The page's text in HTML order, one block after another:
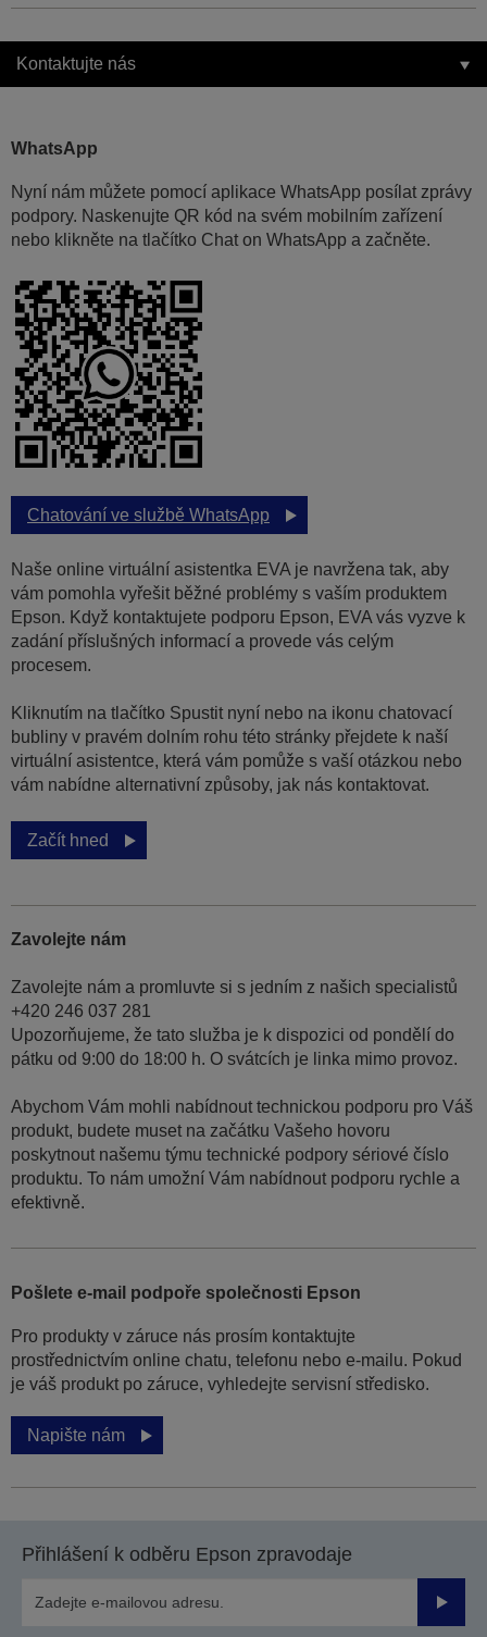
Kontaktujte nás
WhatsApp
Nyní nám můžete pomocí aplikace WhatsApp posílat zprávy
podpory. Naskenujte QR kód na svém mobilním zařízení
nebo klikněte na tlačítko Chat on WhatsApp a začněte.
Chatování ve službě WhatsApp
Naše online virtuální asistentka EVA je navržena tak, aby
vám pomohla vyřešit běžné problémy s vaším produktem
Epson. Když kontaktujete podporu Epson, EVA vás vyzve k
zadání příslušných informací a provede vás celým
procesem.
Kliknutím na tlačítko Spustit nyní nebo na ikonu chatovací
bubliny v pravém dolním rohu této stránky přejdete k naší
virtuální asistentce, která vám pomůže s vaší otázkou nebo
vám nabídne alternativní způsoby, jak nás kontaktovat.
Začít hned
Zavolejte nám
Zavolejte nám a promluvte si s jedním z našich specialistů
+420 246 037 281
Upozorňujeme, že tato služba je k dispozici od pondělí do
pátku od 9:00 do 18:00 h. O svátcích je linka mimo provoz.
Abychom Vám mohli nabídnout technickou podporu pro Váš
produkt, budete muset na začátku Vašeho hovoru
poskytnout našemu týmu technické podpory sériové číslo
produktu. To nám umožní Vám nabídnout podporu rychle a
efektivně.
Pošlete e-mail podpoře společnosti Epson
Pro produkty v záruce nás prosím kontaktujte
prostřednictvím online chatu, telefonu nebo e-mailu. Pokud
je váš produkt po záruce, vyhledejte servisní středisko.
Napište nám
Přihlášení k odběru Epson zpravodaje